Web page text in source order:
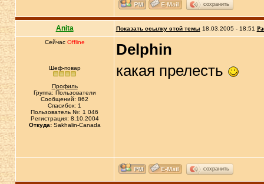
сохранить
Anita Показать ссылку этой темы 18.03.2005 - 18:51
Сейчас Offline
Шеф-повар
Профиль
Группа: Пользователи
Сообщений: 862
Спасибок: 1
Пользователь №: 1 046
Регистрация: 8.10.2004
Откуда:Sakhalin-Canada
Delphin
какая прелесть
сохранить